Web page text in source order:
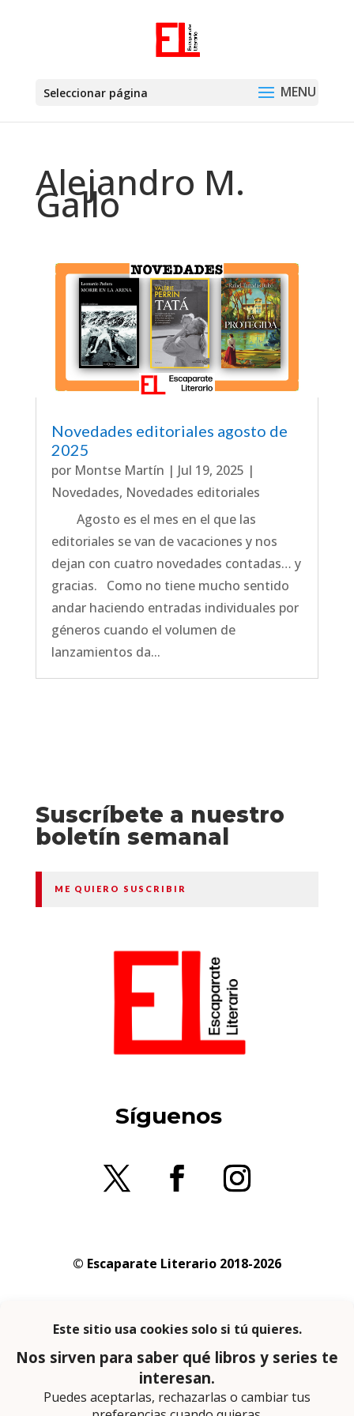
Seleccionar página
Alejandro M.
Gallo
Novedades editoriales agosto de
2025
por Montse Martín | Jul 19, 2025 |
Novedades, Novedades editoriales
Agosto es el mes en el que las
editoriales se van de vacaciones y nos
dejan con cuatro novedades contadas… y
gracias. Como no tiene mucho sentido
andar haciendo entradas individuales por
géneros cuando el volumen de
lanzamientos da...
Suscríbete a nuestro
boletín semanal
ME QUIERO SUSCRIBIR
Síguenos
© Escaparate Literario 2018-2026
privacidad
En calidad de afiliado de Amazon obtengo